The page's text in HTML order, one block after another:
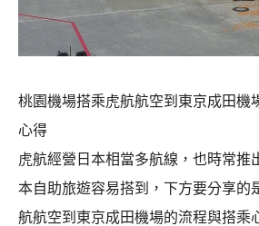
桃園機場搭乘虎航航空到東京成田機
心得
虎航經營日本相當多航線，也時常推
本自助旅遊容易搭到，下方要分享的
航航空到東京成田機場的流程與搭乘